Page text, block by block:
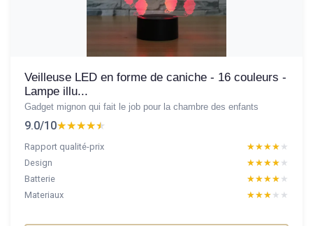
Veilleuse LED en forme de caniche - 16 couleurs -
Lampe illu...
Gadget mignon qui fait le job pour la chambre des enfants
9.0/10★★★★★
★★★★★
Rapport qualité-prix ★★★★★
★★★★★
Design
★★★★★
★★★★★
Batterie
★★★★★
★★★★★
Materiaux
★★★★★
★★★★★